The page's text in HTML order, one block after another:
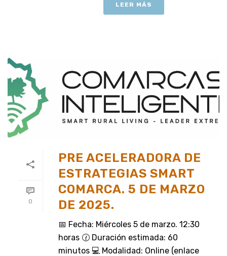
LEER MÁS
0
PRE ACELERADORA DE
ESTRATEGIAS SMART
COMARCA. 5 DE MARZO
DE 2025.
📅 Fecha: Miércoles 5 de marzo. 12:30
horas 🕜 Duración estimada: 60
minutos 💻 Modalidad: Online (enlace